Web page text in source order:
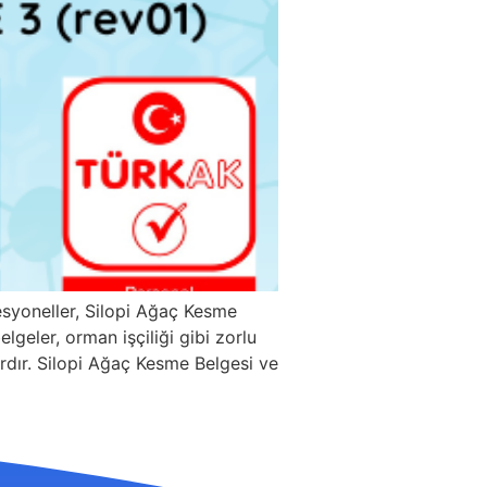
Silopi Ağaç Kesme
orman işçiliği gibi zorlu
Silopi Ağaç Kesme Belgesi ve